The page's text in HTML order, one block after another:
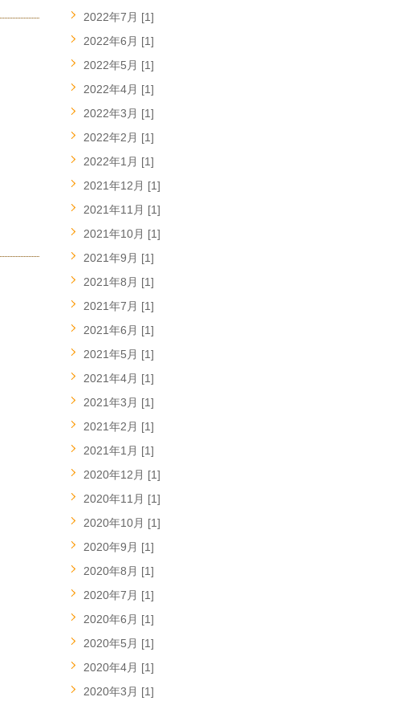
2022年7月 [1]
2022年6月 [1]
2022年5月 [1]
2022年4月 [1]
2022年3月 [1]
2022年2月 [1]
2022年1月 [1]
2021年12月 [1]
2021年11月 [1]
2021年10月 [1]
2021年9月 [1]
2021年8月 [1]
2021年7月 [1]
2021年6月 [1]
2021年5月 [1]
2021年4月 [1]
2021年3月 [1]
2021年2月 [1]
2021年1月 [1]
2020年12月 [1]
2020年11月 [1]
2020年10月 [1]
2020年9月 [1]
2020年8月 [1]
2020年7月 [1]
2020年6月 [1]
2020年5月 [1]
2020年4月 [1]
2020年3月 [1]